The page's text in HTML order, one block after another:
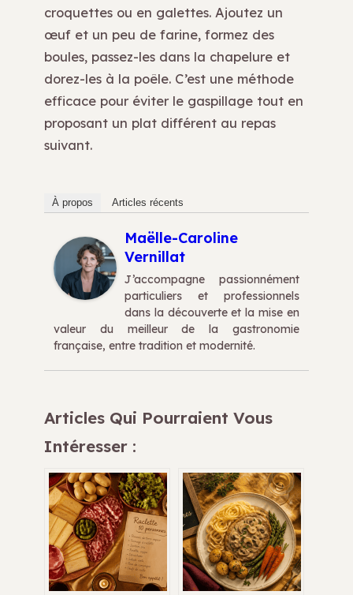
croquettes ou en galettes. Ajoutez un
œuf et un peu de farine, formez des
boules, passez-les dans la chapelure et
dorez-les à la poêle. C’est une méthode
efficace pour éviter le gaspillage tout en
proposant un plat différent au repas
suivant.
À propos Articles récents
Maëlle-Caroline
Vernillat
J’accompagne passionnément
particuliers et professionnels
dans la découverte et la mise en
valeur du meilleur de la gastronomie
française, entre tradition et modernité.
Articles Qui Pourraient Vous
Intéresser :